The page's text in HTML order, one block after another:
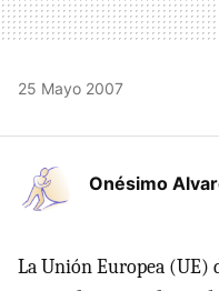
25 Mayo 2007
Onésimo
La Unión Europea (UE)